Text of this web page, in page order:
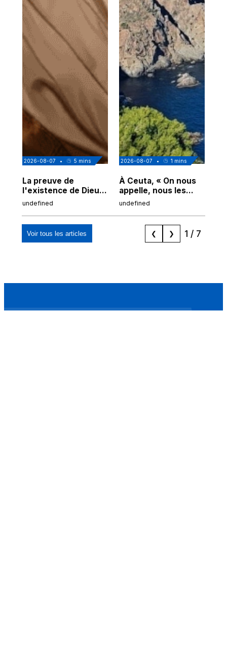
2026-08-07 • 5 mins
La preuve de
l'existence de Dieu
chez Ibn Sina
undefined
2026-08-07 • 1 mins
À Ceuta, « On nous
appelle, nous les
Espagnols d'origine
"musulmans"»
undefined
Voir tous les articles ❮ ❯ 1 / 7